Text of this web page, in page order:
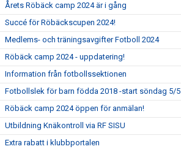
Årets Röbäck camp 2024 är i gång
Succé för Röbäckscupen 2024!
Medlems- och träningsavgifter Fotboll 2024
Röbäck camp 2024 - uppdatering!
Information från fotbollssektionen
Fotbollslek för barn födda 2018 -start söndag 5/5
Röbäck camp 2024 öppen för anmälan!
Utbildning Knäkontroll via RF SISU
Extra rabatt i klubbportalen